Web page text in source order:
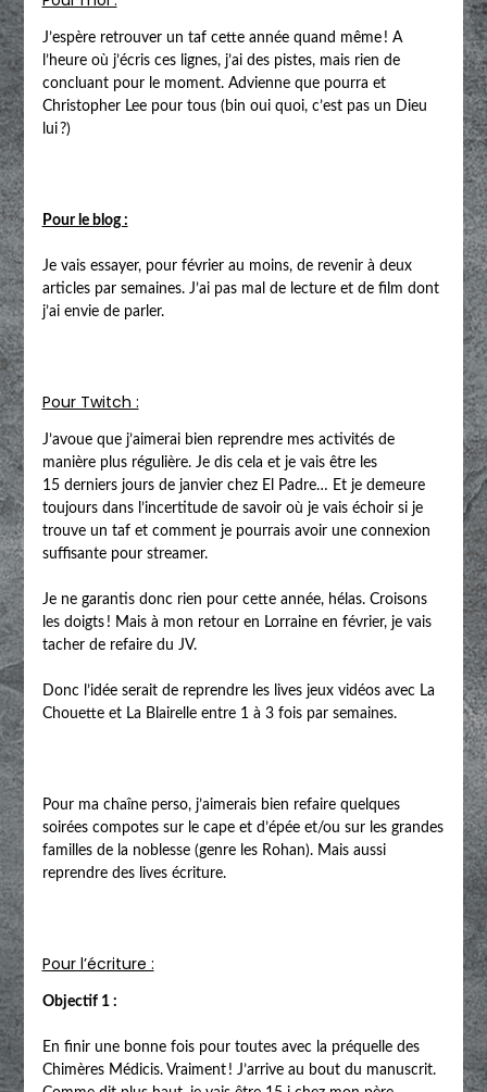
J’espère retrouver un taf cette année quand même ! A
l’heure où j’écris ces lignes, j’ai des pistes, mais rien de
concluant pour le moment. Advienne que pourra et
Christopher Lee pour tous (bin oui quoi, c’est pas un Dieu
lui ?)
Pour le blog :
Je vais essayer, pour février au moins, de revenir à deux
articles par semaines. J’ai pas mal de lecture et de film dont
j’ai envie de parler.
Pour Twitch :
J’avoue que j’aimerai bien reprendre mes activités de
manière plus régulière. Je dis cela et je vais être les
15 derniers jours de janvier chez El Padre… Et je demeure
toujours dans l’incertitude de savoir où je vais échoir si je
trouve un taf et comment je pourrais avoir une connexion
suffisante pour streamer.
Je ne garantis donc rien pour cette année, hélas. Croisons
les doigts ! Mais à mon retour en Lorraine en février, je vais
tacher de refaire du JV.
Donc l’idée serait de reprendre les lives jeux vidéos avec La
Chouette et La Blairelle entre 1 à 3 fois par semaines.
Pour ma chaîne perso, j’aimerais bien refaire quelques
soirées compotes sur le cape et d’épée et/ou sur les grandes
familles de la noblesse (genre les Rohan). Mais aussi
reprendre des lives écriture.
Pour l’écriture :
Objectif 1 :
En finir une bonne fois pour toutes avec la préquelle des
Chimères Médicis. Vraiment ! J’arrive au bout du manuscrit.